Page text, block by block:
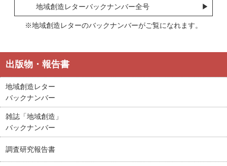
地域創造レターバックナンバー全号
※地域創造レターのバックナンバーがご覧になれます。
出版物・報告書
地域創造レター
バックナンバー
雑誌「地域創造」
バックナンバー
調査研究報告書